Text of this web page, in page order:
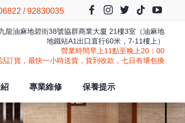
/ 92830035
龍油麻地碧街38號協群商業大廈 21樓3室（油麻地
地鐵站A1出口直行60米，7-11樓上）
營業時間早上11點至晚上20：00
訂貨，最快一小時送貨，貨到收款，七日有壞包換
專業維修 保養提示